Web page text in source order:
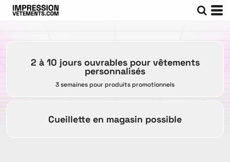
2 à 10 jours ouvrables pour vêtements
personnalisés
3 semaines pour produits promotionnels
Cueillette en magasin possible